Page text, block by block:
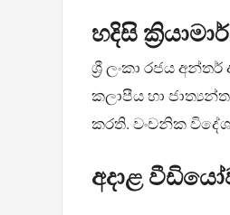
හදිසි
ශ්‍රී ලංකා රජය
කලාපීය හා
කරති. වංචනික විදේශ
අදාළ